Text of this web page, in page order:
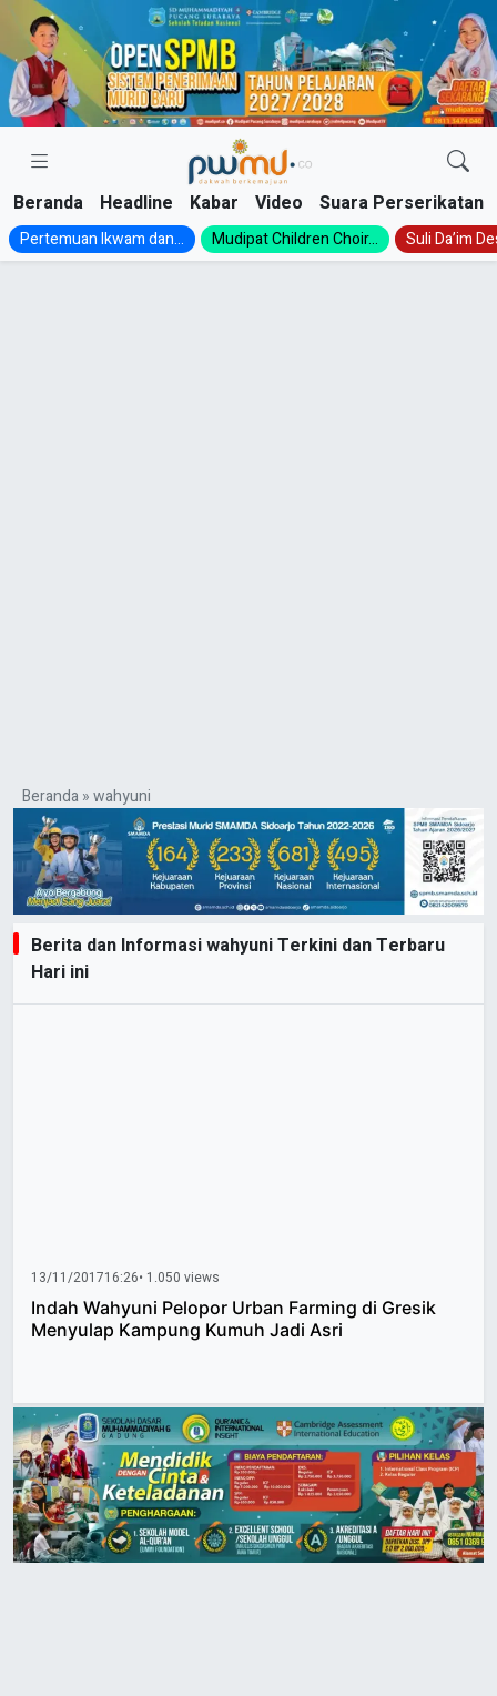
Skip
content
Beranda Headline Kabar Video Suara Perserikatan
Pertemuan Ikwam dan... Mudipat Children Choir... Suli Da’im
Beranda»wahyuni
Berita dan Informasi wahyuni Terkini dan Terbaru
Hari ini
13/11/201716:26• 1.050 views
Indah Wahyuni Pelopor Urban Farming di Gresik
Menyulap Kampung Kumuh Jadi Asri